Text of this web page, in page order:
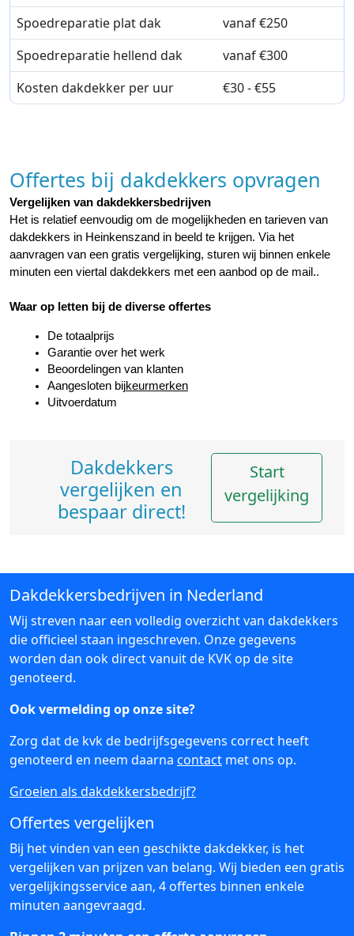
Spoedreparatie plat dak
vanaf €250
Spoedreparatie hellend dak
vanaf €300
Kosten dakdekker per uur
€30 - €55
Offertes bij dakdekkers opvragen
Vergelijken van dakdekkersbedrijven
Het is relatief eenvoudig om de mogelijkheden en tarieven van
dakdekkers in Heinkenszand in beeld te krijgen. Via het
aanvragen van een gratis vergelijking, sturen wij binnen enkele
minuten een viertal dakdekkers met een aanbod op de mail..
Waar op letten bij de diverse offertes
De totaalprijs
Garantie over het werk
Beoordelingen van klanten
Aangesloten bijkeurmerken
Uitvoerdatum
Dakdekkers
vergelijken en
bespaar direct!
Start
vergelijking
Dakdekkersbedrijven in Nederland
Wij streven naar een volledig overzicht van dakdekkers
die officieel staan ingeschreven. Onze gegevens
worden dan ook direct vanuit de KVK op de site
genoteerd.
Ook vermelding op onze site?
Zorg dat de kvk de bedrijfsgegevens correct heeft
genoteerd en neem daarna contact met ons op.
Groeien als dakdekkersbedrijf?
Offertes vergelijken
Bij het vinden van een geschikte dakdekker, is het
vergelijken van prijzen van belang. Wij bieden een gratis
vergelijkingsservice aan, 4 offertes binnen enkele
minuten aangevraagd.